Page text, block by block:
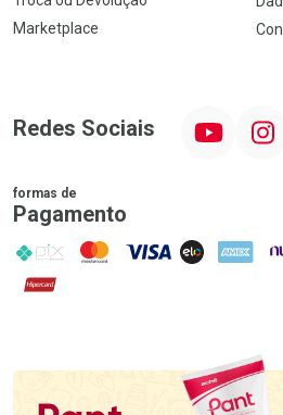
Marketplace
Redes Sociais
formas de
Pagamento
PIX MasterCard
VISA ELO AMEX
Hipercard
Promoção em